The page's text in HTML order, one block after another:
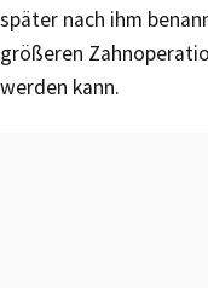
später nach ihm
größeren
werden kann.